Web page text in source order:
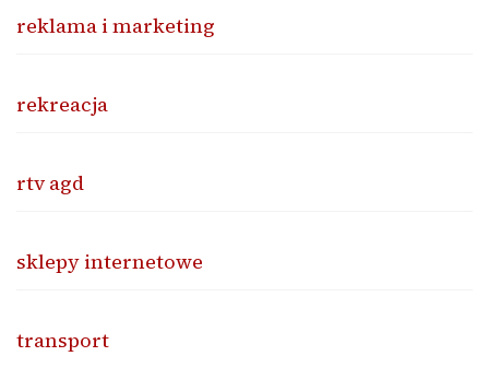
reklama i marketing
rekreacja
rtv agd
sklepy internetowe
transport